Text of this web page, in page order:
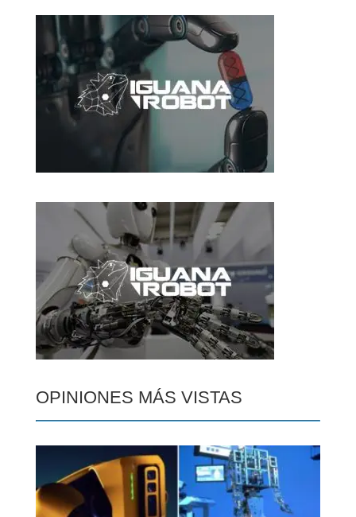
OPINIONES MÁS VISTAS